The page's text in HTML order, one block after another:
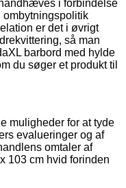
i forbindelse
ombytningspolitik
er det i øvrigt
så man
barbord med hylde
du søger et produkt til
muligheder for at tyde
evalueringer og af
omtaler af
103 cm hvid forinden